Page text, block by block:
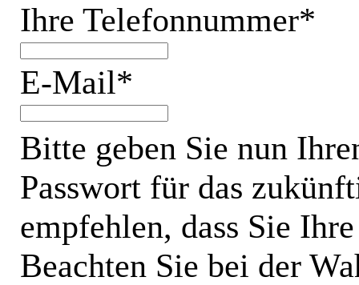
Ihre Telefonnummer*
E-Mail*
Bitte geben Sie nun
Passwort für das
empfehlen, dass Sie
Beachten Sie bei der